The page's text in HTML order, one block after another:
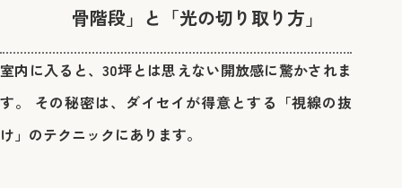
骨階段」と「光の切り取り方」
室内に入ると、30坪とは思えない開放感に驚かされま
す。 その秘密は、ダイセイが得意とする「視線の抜
け」のテクニックにあります。